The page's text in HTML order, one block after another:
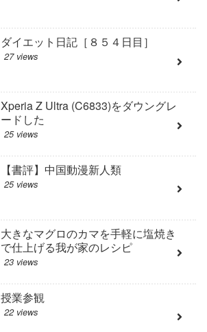
ダイエット日記［８５４日目］
27 views
Xperia Z Ultra (C6833)をダウングレ
ードした
25 views
【書評】中国動漫新人類
25 views
大きなマグロのカマを手軽に塩焼き
で仕上げる我が家のレシピ
23 views
授業参観
22 views